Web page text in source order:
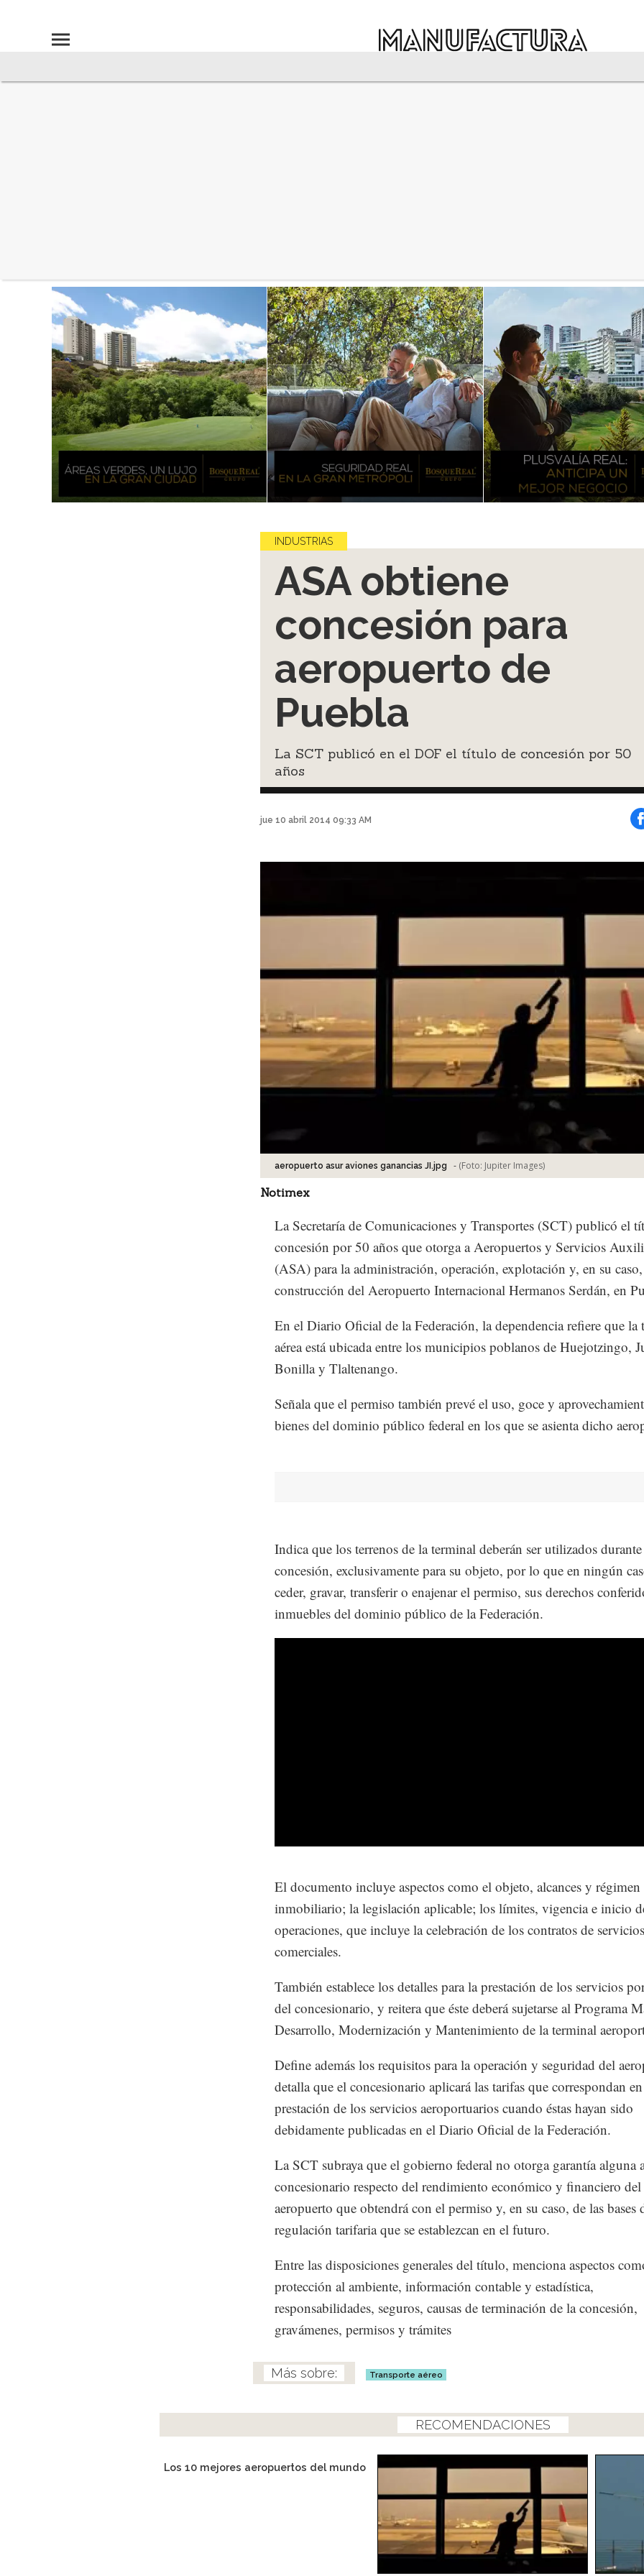
INDUSTRIAS
ASA obtiene
concesión para
aeropuerto de
Puebla
La SCT publicó en el DOF el título de concesión por 50
años
jue 10 abril 2014 09:33 AM
aeropuerto asur aviones ganancias JI.jpg - (Foto: Jupiter Images)
Notimex
La Secretaría de Comunicaciones y Transportes (SCT) publicó el
concesión por 50 años que otorga a Aeropuertos y Servicios
(ASA) para la administración, operación, explotación y, en su caso,
construcción del Aeropuerto Internacional Hermanos Serdán, en
En el Diario Oficial de la Federación, la dependencia refiere que la
aérea está ubicada entre los municipios poblanos de Huejotzingo,
Bonilla y Tlaltenango.
Señala que el permiso también prevé el uso, goce y
bienes del dominio público federal en los que se asienta dicho
Indica que los terrenos de la terminal deberán ser utilizados
concesión, exclusivamente para su objeto, por lo que en ningún
ceder, gravar, transferir o enajenar el permiso, sus derechos
inmuebles del dominio público de la Federación.
El documento incluye aspectos como el objeto, alcances y régimen
inmobiliario; la legislación aplicable; los límites, vigencia e inicio
operaciones, que incluye la celebración de los contratos de servicios
comerciales.
También establece los detalles para la prestación de los servicios
del concesionario, y reitera que éste deberá sujetarse al Programa
Desarrollo, Modernización y Mantenimiento de la terminal
Define además los requisitos para la operación y seguridad del
detalla que el concesionario aplicará las tarifas que correspondan
prestación de los servicios aeroportuarios cuando éstas hayan sido
debidamente publicadas en el Diario Oficial de la Federación.
La SCT subraya que el gobierno federal no otorga garantía alguna
concesionario respecto del rendimiento económico y financiero del
aeropuerto que obtendrá con el permiso y, en su caso, de las bases
regulación tarifaria que se establezcan en el futuro.
Entre las disposiciones generales del título, menciona aspectos
protección al ambiente, información contable y estadística,
responsabilidades, seguros, causas de terminación de la concesión,
gravámenes, permisos y trámites
Transporte aéreo
RECOMENDACIONES
Los 10 mejores aeropuertos del mundo